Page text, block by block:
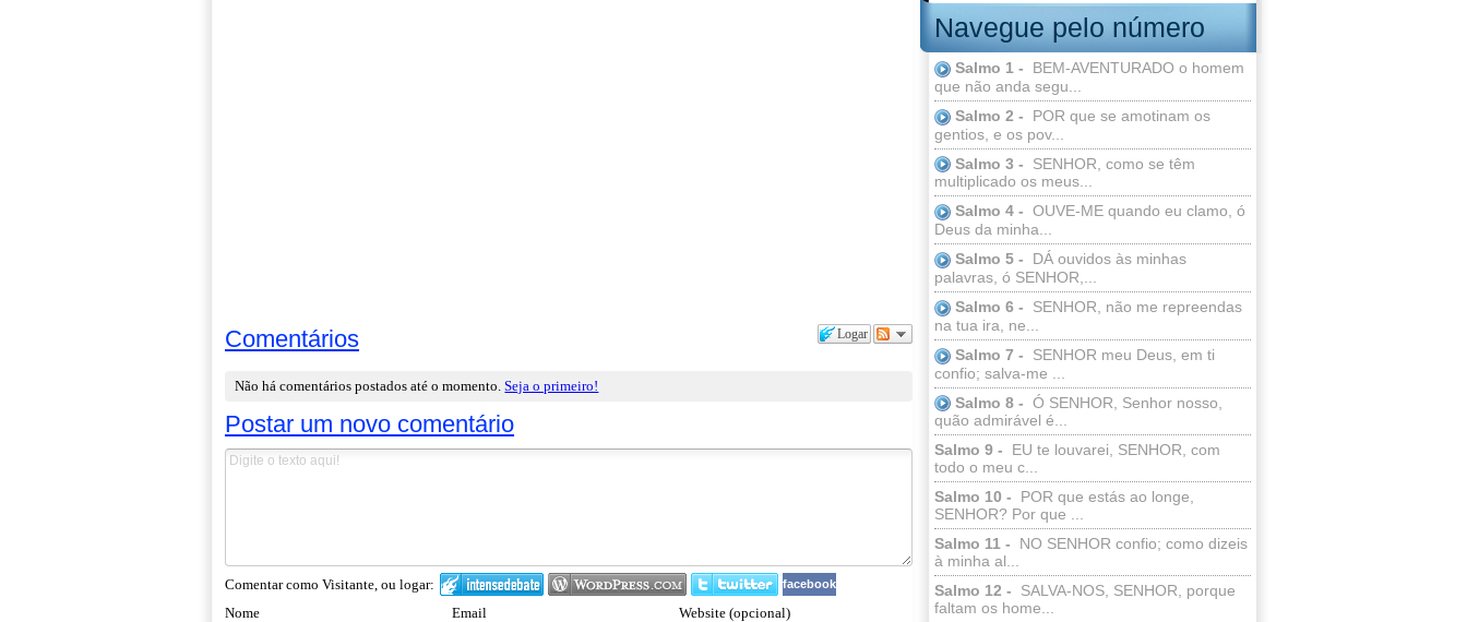
Navegue pelo número
Salmo 1 -
BEM-AVENTURADO o homem
que não anda segu...
Salmo 2 -
POR que se amotinam os
gentios, e os pov...
Salmo 3 -
SENHOR, como se têm
multiplicado os meus...
Salmo 4 - OUVE-ME quando eu clamo, ó
Deus da minha...
Salmo 5 -
DÁ ouvidos às minhas
palavras, ó SENHOR,...
Salmo 6 -
SENHOR, não me repreendas
na tua ira, ne...
Salmo 7 -
SENHOR meu Deus, em ti
confio; salva-me ...
Salmo 8 - Ó SENHOR, Senhor nosso,
quão admirável é...
Salmo 9 -
EU te louvarei, SENHOR, com
todo o meu c...
Salmo 10 -
POR que estás ao longe,
SENHOR? Por que ...
Salmo 11 -
NO SENHOR confio; como dizeis
à minha al...
Salmo 12 -
SALVA-NOS, SENHOR, porque
faltam os home...
Logar
Comentários
Não há comentários postados até o momento.Seja o primeiro!
Postar um novo comentário
Comentar como Visitante, ou logar: facebook
Nome Email Website (opcional)